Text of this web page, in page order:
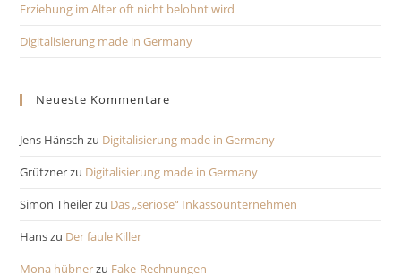
Erziehung im Alter oft nicht belohnt wird
Digitalisierung made in Germany
Neueste Kommentare
Jens Hänsch zu Digitalisierung made in Germany
Grütznerzu Digitalisierung made in Germany
Simon Theilerzu Das „seriöse“ Inkassounternehmen
Hanszu Der faule Killer
Mona hübnerzu Fake-Rechnungen